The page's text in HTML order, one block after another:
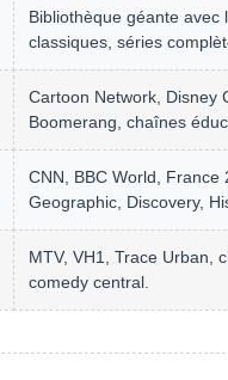
Bibliothèque géante avec
classiques, séries
Cartoon Network, Disney
Boomerang, chaînes
CNN, BBC World, France
Geographic, Discovery,
MTV, VH1, Trace Urban,
comedy central.